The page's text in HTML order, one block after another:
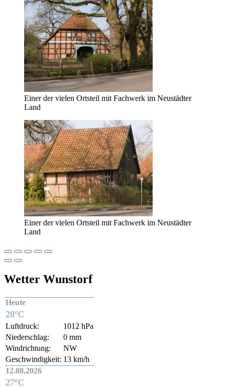
Einer der vielen Ortsteil mit Fachwerk im Neustädter
Land
Einer der vielen Ortsteil mit Fachwerk im Neustädter
Land
Wetter Wunstorf
Heute
28°C
Luftdruck:
1012 hPa
Niederschlag:
0 mm
Windrichtung:
NW
Geschwindigkeit: 13 km/h
12.08.2026
27°C